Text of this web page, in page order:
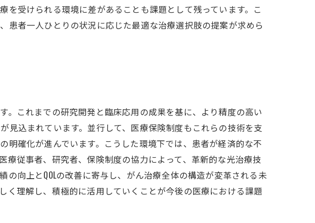
受けられる環境に差があることも課題として残っています。こ
患者一人ひとりの状況に応じた最適な治療選択肢の提案が求めら
これまでの研究開発と臨床応用の成果を基に、より精度の高い
見込まれています。並行して、医療保険制度もこれらの技術を支
明確化が進んでいます。こうした環境下では、患者が経済的な不
従事者、研究者、保険制度の協力によって、革新的な光治療技
向上とQOLの改善に寄与し、がん治療全体の構造が変革される未
く理解し、積極的に活用していくことが今後の医療における課題